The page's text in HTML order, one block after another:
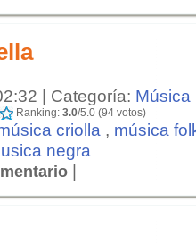
| Categoría: Música
Ranking: 3.0/5.0 (94 votos)
criolla , música
negra
|